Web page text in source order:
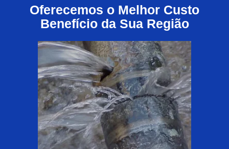
Oferecemos o Melhor Custo
Benefício da Sua Região